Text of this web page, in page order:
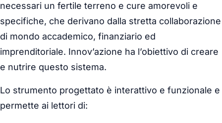
necessari un fertile terreno e cure amorevoli e
specifiche, che derivano dalla stretta collaborazione
di mondo accademico, finanziario ed
imprenditoriale. Innov’azione ha l’obiettivo di creare
e nutrire questo sistema.
Lo strumento progettato è interattivo e funzionale e
permette ai lettori di: